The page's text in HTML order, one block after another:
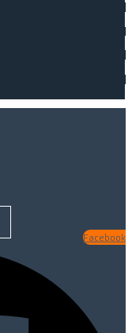
Facebook